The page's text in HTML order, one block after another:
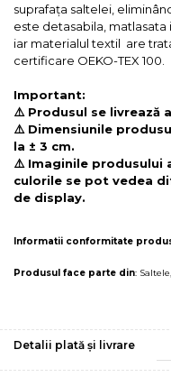
suprafața saltelei,
este detasabila,
iar materialul textil are
certificare OEKO-TEX 100.
Important:
⚠️ Produsul se livrează
⚠️ Dimensiunile
la ± 3 cm.
⚠️ Imaginile produsului
culorile se pot vedea
de display.
Informatii conformitate
Produsul face parte din: Saltele,
Detalii plată și livrare